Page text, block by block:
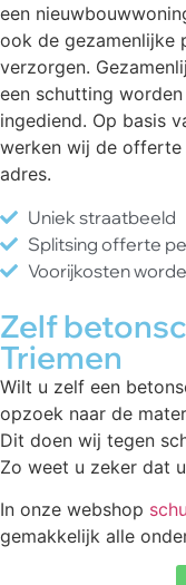
een
ook de gezamenlijke
verzorgen.
een schutting
ingediend. Op basis
werken wij de
adres.
Uniek straatbeeld
Splitsing offerte
Voorijkosten
Zelf
Triemen
Wilt u zelf een
opzoek naar de
Dit doen wij tegen
Zo weet u zeker dat
In onze webshop
gemakkelijk alle